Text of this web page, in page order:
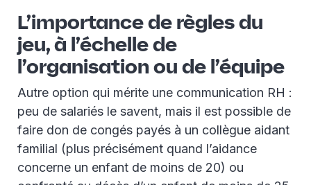
L’importance de règles du
jeu, à l’échelle de
l’organisation ou de l’équipe
Autre option qui mérite une communication RH :
peu de salariés le savent, mais il est possible de
faire don de congés payés à un collègue aidant
familial (plus précisément quand l’aidance
concerne un enfant de moins de 20) ou